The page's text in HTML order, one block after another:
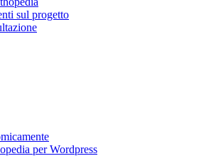
sul progetto
per Wordpress